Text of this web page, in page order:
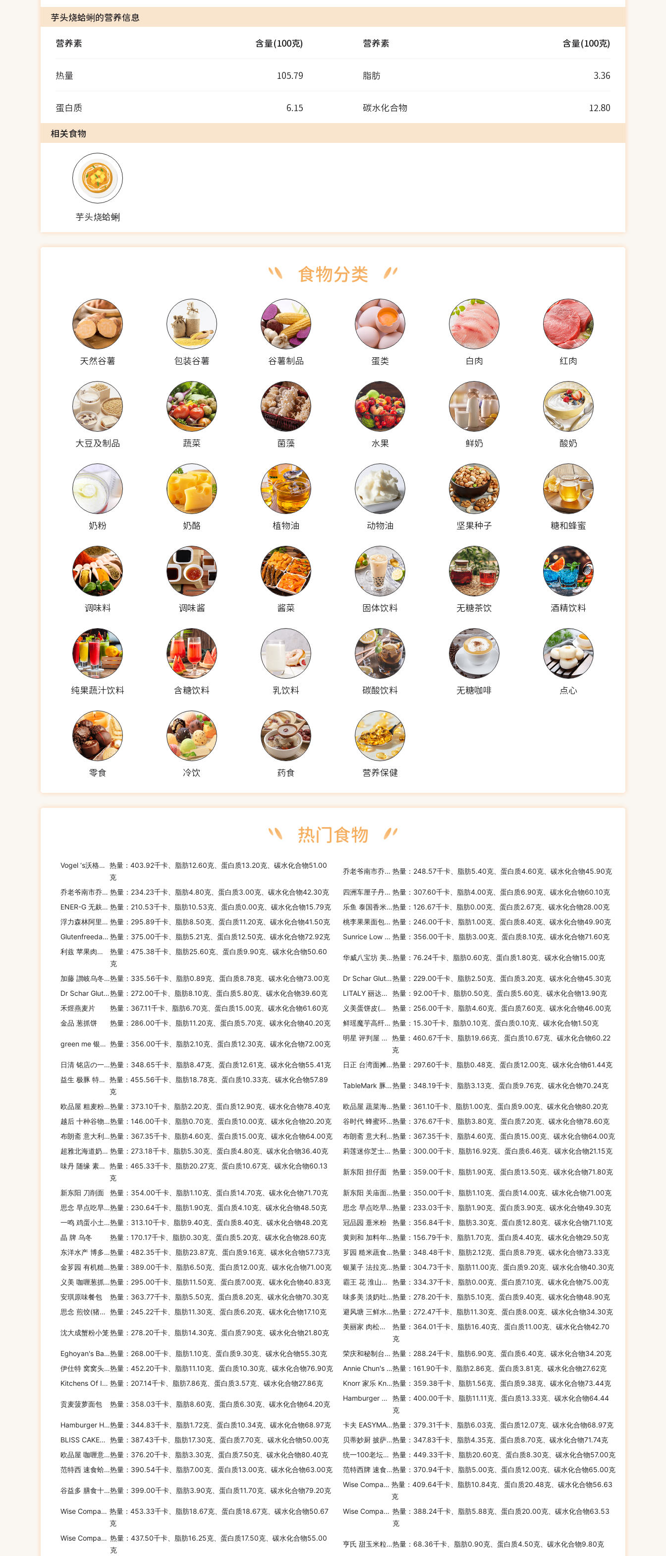
芋头烧蛤蜊的营养信息
营养素
含量(100克) 营养素 含量(100克)
热量 105.79 脂肪 3.36
蛋白质 6.15 碳水化合物
12.80
相关食物
芋头烧蛤蜊
天然谷薯 包装谷薯 谷薯制品 蛋类 白肉 红肉
大豆及制品 蔬菜 菌藻 水果 鲜奶 酸奶
奶粉 奶酪 植物油 动物油 坚果种子 糖和蜂蜜
调味料 调味酱 酱菜 固体饮料 无糖茶饮 酒精饮料
纯果蔬汁饮料 含糖饮料 乳饮料 碳酸饮料 无糖咖啡 点心
零食 冷饮 药食 营养保健
Vogel ‘s沃格尔 VOGEL'S All Good Almond, Cashew + Linseed
热量：403.92千卡、脂肪12.60克、蛋白质13.20克、碳水化合物51.00
克
乔老爷南市乔家栅豆沙汤圆 热量：248.57千卡、脂肪5.40克、蛋白质4.60克、碳水化合物45.90克
乔老爷南市乔家栅八宝饭 热量：234.23千卡、脂肪4.80克、蛋白质3.00克、碳水化合物42.30克 四洲车厘子丹麦风味方包 热量：307.60千卡、脂肪4.00克、蛋白质6.90克、碳水化合物60.10克
ENER-G 无麸质无蛋无奶无糖玉米面包 热量：210.53千卡、脂肪10.53克、蛋白质0.00克、碳水化合物15.79克 乐鱼 泰国香米饭热量：126.67千卡、脂肪0.00克、蛋白质2.67克、碳水化合物28.00克
浮力森林阿里巴巴吐司面包 热量：295.89千卡、脂肪8.50克、蛋白质11.20克、碳水化合物41.50克 桃李果果面包(甜切片) 热量：246.00千卡、脂肪1.00克、蛋白质8.40克、碳水化合物49.90克
Glutenfreeda 燕麦杂粮谷物营养早餐燕麦片 热量：375.00千卡、脂肪5.21克、蛋白质12.50克、碳水化合物72.92克 Sunrice Low GI Brown rice 热量：356.00千卡、脂肪3.00克、蛋白质8.10克、碳水化合物71.60克
利兹 苹果肉桂格兰诺拉麦片
热量：475.38千卡、脂肪25.60克、蛋白质9.90克、碳水化合物50.60
克
华威八宝坊 美味王妈妈 雪耳八宝热量：76.24千卡、脂肪0.60克、蛋白质1.80克、碳水化合物15.00克
加藤 讃岐乌冬面热量：335.56千卡、脂肪0.89克、蛋白质8.78克、碳水化合物73.00克 Dr Schar Gluten-free lunch rolls热量：229.00千卡、脂肪2.50克、蛋白质3.20克、碳水化合物45.30克
Dr Schar Gluten-free rustic rolls热量：272.00千卡、脂肪8.10克、蛋白质5.80克、碳水化合物39.60克 LITALY 丽达莉 连奴豆
热量：92.00千卡、脂肪0.50克、蛋白质5.60克、碳水化合物13.90克
禾煜燕麦片
热量：367.11千卡、脂肪6.70克、蛋白质15.00克、碳水化合物61.60克 义美蛋饼皮(全麦)
热量：256.00千卡、脂肪4.60克、蛋白质7.60克、碳水化合物46.00克
金品 葱抓饼
热量：286.00千卡、脂肪11.20克、蛋白质5.70克、碳水化合物40.20克 鲜瑶魔芋高纤面(番茄牛肉) 热量：15.30千卡、脂肪0.10克、蛋白质0.10克、碳水化合物1.50克
green me 银川 有机十谷粉 无糖 热量：356.00千卡、脂肪2.10克、蛋白质12.30克、碳水化合物72.00克
明星 评判屋 中华拉面 热量：460.67千卡、脂肪19.66克、蛋白质10.67克、碳水化合物60.22
克
日清 铭店の一品豚王极浓豚骨汤面热量：348.65千卡、脂肪8.47克、蛋白质12.61克、碳水化合物55.41克 日正 台湾面摊 蚵仔面线热量：297.60千卡、脂肪0.48克、蛋白质12.00克、碳水化合物61.44克
益生 极豚 特浓猪骨拉面 热量：455.56千卡、脂肪18.78克、蛋白质10.33克、碳水化合物57.89
克
TableMark 豚骨拉面热量：348.19千卡、脂肪3.13克、蛋白质9.76克、碳水化合物70.24克
欧品屋 粗麦粉咖喱饭热量：373.10千卡、脂肪2.20克、蛋白质12.90克、碳水化合物78.40克 欧品屋 蔬菜海鲜饭热量：361.10千卡、脂肪1.00克、蛋白质9.00克、碳水化合物80.20克
越后 十种谷物杂粮饭热量：146.00千卡、脂肪0.70克、蛋白质10.00克、碳水化合物20.20克 谷时代 蜂蜜环形麦片热量：376.67千卡、脂肪3.80克、蛋白质7.20克、碳水化合物78.60克
布朗斋 意大利面(贝壳形)热量：367.35千卡、脂肪4.60克、蛋白质15.00克、碳水化合物64.00克 布朗斋 意大利面(鸟窝形5mm)热量：367.35千卡、脂肪4.60克、蛋白质15.00克、碳水化合物64.00克
超雅北海道奶香(面包) 热量：273.18千卡、脂肪5.30克、蛋白质4.80克、碳水化合物36.40克 莉莲迷你芝士热狗(面包) 热量：300.00千卡、脂肪16.92克、蛋白质6.46克、碳水化合物21.15克
味丹 随缘 素藥膳排骨汤面
热量：465.33千卡、脂肪20.27克、蛋白质10.67克、碳水化合物60.13
克
新东阳 担仔面 热量：359.00千卡、脂肪1.90克、蛋白质13.50克、碳水化合物71.80克
新东阳 刀削面 热量：354.00千卡、脂肪1.10克、蛋白质14.70克、碳水化合物71.70克 新东阳 关庙面(细)热量：350.00千卡、脂肪1.10克、蛋白质14.00克、碳水化合物71.00克
思念 早点吃早点(草莓水果包)热量：230.64千卡、脂肪1.90克、蛋白质4.10克、碳水化合物48.50克 思念 早点吃早点(黑加仑水果包)热量：233.03千卡、脂肪1.90克、蛋白质3.90克、碳水化合物49.30克
一鸣 鸡蛋小土司热量：313.10千卡、脂肪9.40克、蛋白质8.40克、碳水化合物48.20克 冠品园 薏米粉
热量：356.84千卡、脂肪3.30克、蛋白质12.80克、碳水化合物71.10克
晶 牌 乌冬
热量：170.17千卡、脂肪0.30克、蛋白质5.20克、碳水化合物28.60克 黄则和 加料年糕热量：156.79千卡、脂肪1.70克、蛋白质4.40克、碳水化合物29.50克
东洋水产 博多系红生姜拉面热量：482.35千卡、脂肪23.87克、蛋白质9.16克、碳水化合物57.73克 芗园 糙米蔬食餐(咖哩鸡肉)热量：348.48千卡、脂肪2.12克、蛋白质8.79克、碳水化合物73.33克
金芗园 有机糙米燕麦热量：389.00千卡、脂肪6.50克、蛋白质12.00克、碳水化合物71.00克 银菓子 法拉克福面包热量：304.73千卡、脂肪11.00克、蛋白质9.20克、碳水化合物40.30克
义美 咖喱葱抓饼热量：295.00千卡、脂肪11.50克、蛋白质7.00克、碳水化合物40.83克 霸王 花 淮山河源米粉
热量：334.37千卡、脂肪0.00克、蛋白质7.10克、碳水化合物75.00克
安琪原味餐包
热量：363.77千卡、脂肪5.50克、蛋白质8.20克、碳水化合物70.30克 味多美 淡奶吐司热量：278.20千卡、脂肪5.10克、蛋白质9.40克、碳水化合物48.90克
思念 煎饺(猪肉白菜) 热量：245.22千卡、脂肪11.30克、蛋白质6.20克、碳水化合物17.10克 避风塘 三鲜水饺热量：272.47千卡、脂肪11.30克、蛋白质8.00克、碳水化合物34.30克
沈大成蟹粉小笼热量：278.20千卡、脂肪14.30克、蛋白质7.90克、碳水化合物21.80克
美丽家 肉松面包
热量：364.01千卡、脂肪16.40克、蛋白质11.00克、碳水化合物42.70
克
Eghoyan's Bakery 白皮塔饼热量：268.00千卡、脂肪1.10克、蛋白质9.30克、碳水化合物55.30克 荣庆和秘制台湾肉粽 热量：288.24千卡、脂肪6.90克、蛋白质6.40克、碳水化合物34.20克
伊仕特 窝窝头预拌粉(玉米)热量：452.20千卡、脂肪11.10克、蛋白质10.30克、碳水化合物76.90克 Annie Chun's Noodle Express 香辣川味热量：161.90千卡、脂肪2.86克、蛋白质3.81克、碳水化合物27.62克
Kitchens Of India 手抓饭(蔬菜坚果) 热量：207.14千卡、脂肪7.86克、蛋白质3.57克、碳水化合物27.86克 Knorr 家乐 Knorr Lipton 凯郡菜系列(红豆饭)热量：359.38千卡、脂肪1.56克、蛋白质9.38克、碳水化合物73.44克
贡麦菠萝面包 热量：358.03千卡、脂肪8.60克、蛋白质6.30克、碳水化合物64.20克
Hamburger Helper Cheeseburger Mac
热量：400.00千卡、脂肪11.11克、蛋白质13.33克、碳水化合物64.44
克
Hamburger Helper Classic Cheesy Beef Pasta热量：344.83千卡、脂肪1.72克、蛋白质10.34克、碳水化合物68.97克 卡夫 EASYMAC(CHEESYPIZZA)热量：379.31千卡、脂肪6.03克、蛋白质12.07克、碳水化合物68.97克
BLISS CAKE幸福西饼黄金千层面包 热量：387.43千卡、脂肪17.30克、蛋白质7.70克、碳水化合物50.00克 贝蒂妙厨 披萨粉热量：347.83千卡、脂肪4.35克、蛋白质8.70克、碳水化合物71.74克
欧品屋 咖喱意大利调味饭热量：376.20千卡、脂肪3.30克、蛋白质7.50克、碳水化合物80.40克 统一100老坛泡椒牛肉面 热量：449.33千卡、脂肪20.60克、蛋白质8.30克、碳水化合物57.00克
范特西 速食蛤蜊意大利面热量：390.54千卡、脂肪7.00克、蛋白质13.00克、碳水化合物63.00克 范特西牌 速食蘑菇直形意大利面热量：370.94千卡、脂肪5.00克、蛋白质12.00克、碳水化合物65.00克
谷益多 膳食十谷热量：399.00千卡、脂肪3.90克、蛋白质11.70克、碳水化合物79.20克
Wise Company 管状牛肉意大利面 热量：409.64千卡、脂肪10.84克、蛋白质20.48克、碳水化合物56.63
克
Wise Company 鸡肉意大利面 热量：453.33千卡、脂肪18.67克、蛋白质18.67克、碳水化合物50.67
克
Wise Company 日式鸡肉米饭 热量：388.24千卡、脂肪5.88克、蛋白质20.00克、碳水化合物63.53
克
Wise Company 香菇酱牛肉面 热量：437.50千卡、脂肪16.25克、蛋白质17.50克、碳水化合物55.00
克
亨氏 甜玉米粒鸡肉烩饭热量：68.36千卡、脂肪0.90克、蛋白质4.50克、碳水化合物9.80克